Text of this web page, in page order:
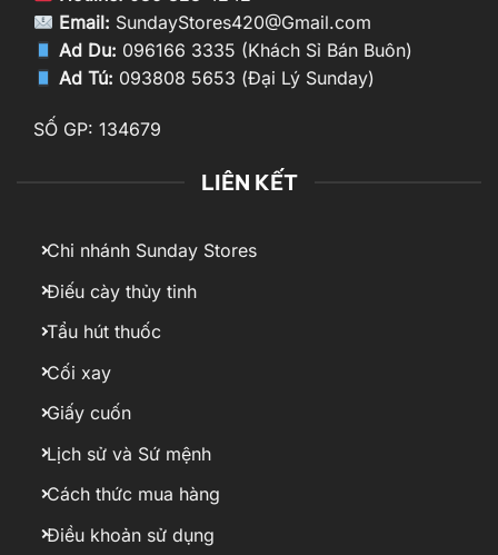
Email: SundayStores420@Gmail.com
Ad Du: 096166 3335 (Khách Sỉ Bán Buôn)
Ad Tú: 093808 5653 (Đại Lý Sunday)
SỐ GP: 134679
LIÊN KẾT
Chi nhánh Sunday Stores
Điếu cày thủy tinh
Tẩu hút thuốc
Cối xay
Giấy cuốn
Lịch sử và Sứ mệnh
Cách thức mua hàng
Điều khoản sử dụng